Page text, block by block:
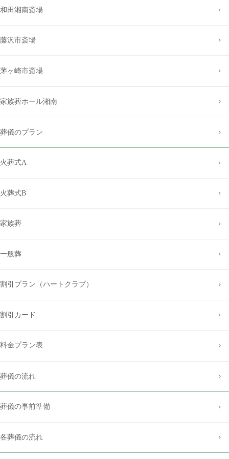
和田湘南斎場
藤沢市斎場
茅ヶ崎市斎場
家族葬ホール湘南
葬儀のプラン
火葬式A
火葬式B
家族葬
一般葬
割引プラン（ハートクラブ）
割引カード
料金プラン表
葬儀の流れ
葬儀の事前準備
各葬儀の流れ